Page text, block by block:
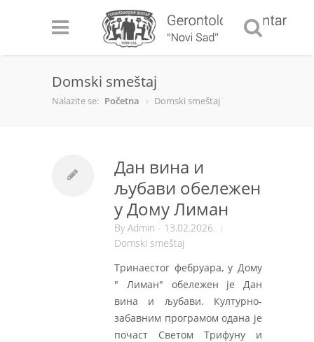
Domski smeštaj
Nalazite se: Početna Domski smeštaj
Дан вина и
љубави обележен
у Дому Лиман
ByAdmin - 13.02.2026.
Domski smeštaj
Тринаестог фебруара, у Дому
" Лиман" обележен је Дан
вина и љубави. Културно-
забавним програмом одана је
почаст Светом Трифуну и